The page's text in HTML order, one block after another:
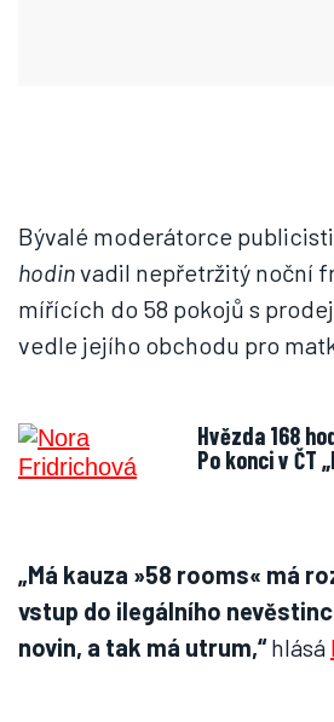
Bývalé moderátorce
hodinvadil nepřetržitý noční
mířících do 58 pokojů s
vedle jejího obchodu pro
Hvězda 168
Po konci v ČT
„Má kauza »58 rooms« má
vstup do ilegálního
novin, a tak má utrum,“hlásá